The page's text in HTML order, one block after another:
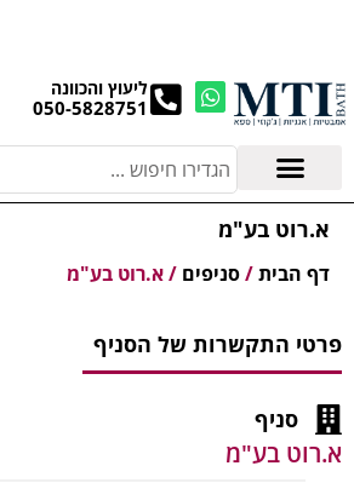
ליעוץ והכוונה
050-5828751
א.רוט בע"מ
דף הבית/סניפים /א.רוט בע"מ
פרטי התקשרות של הסניף
סניף
א.רוט בע"מ